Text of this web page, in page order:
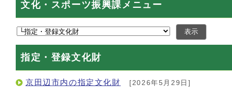
文化・スポーツ振興課メニュー
表示
指定・登録文化財
京田辺市内の指定文化財 [2026年5月29日]